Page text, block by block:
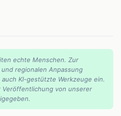
echte Menschen. Zur
regionalen Anpassung
KI-gestützte Werkzeuge ein.
von unserer